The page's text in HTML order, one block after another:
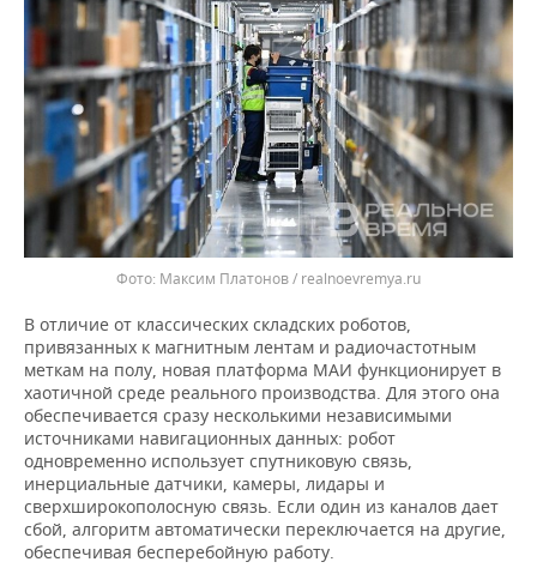
Максим Платонов / realnoevremya.ru
В отличие от классических складских роботов,
привязанных к магнитным лентам и радиочастотным
меткам на полу, новая платформа МАИ функционирует в
хаотичной среде реального производства. Для этого она
обеспечивается сразу несколькими независимыми
источниками навигационных данных: робот
одновременно использует спутниковую связь,
инерциальные датчики, камеры, лидары и
сверхширокополосную связь. Если один из каналов дает
сбой, алгоритм автоматически переключается на другие,
обеспечивая бесперебойную работу.